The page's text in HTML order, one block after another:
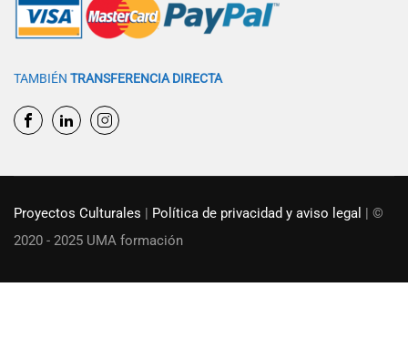
TAMBIÉN TRANSFERENCIA DIRECTA
Proyectos Culturales | Política de privacidad y aviso legal | ©
2020 - 2025 UMA formación